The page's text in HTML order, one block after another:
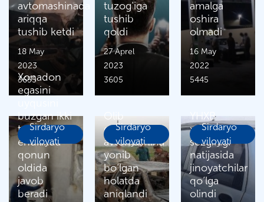
avtomashinada
ariqqa
tushib ketdi
18 May
2023
3655
tuzog‘iga
tushib
qoldi
27 Aprel
2023
3605
amalga
oshira
olmadi
16 May
2022
5445
Sirdaryo
viloyati
Xonadon
egasini
buzgan ikki
talonchi
endilikda
qonun
oldida
javob
beradi
Sirdaryo
viloyati
Olib
qochilgan
avtomashina
yonib
bo‘lgan
holatda
aniqlandi
Sirdaryo
viloyati
YHXB
xodimining
sezgirligi
natijasida
jinoyatchilar
qo‘lga
olindi